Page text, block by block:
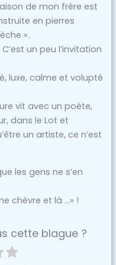
de mon frère est
en pierres
».
un peu l’invitation
luxe, calme et volupté
vit avec un poète,
dans le Lot et
un artiste, ce n’est
les gens ne s’en
chèvre et là …» !
cette blague ?